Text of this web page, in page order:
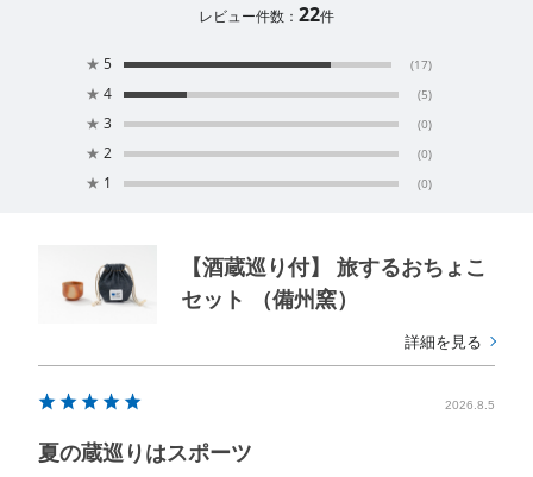
レビュー件数： 22件
★ 5 (17)
★ 4 (5)
★ 3 (0)
★ 2 (0)
★ 1 (0)
【酒蔵巡り付】 旅するおちょこ
セット （備州窯）
詳細を見る
2026.8.5
夏の蔵巡りはスポーツ